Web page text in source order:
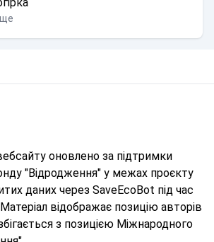
оновлено за підтримки
"Відродження" у межах проєкту
даних через SaveEcoBot під час
відображає позицію авторів
з позицією Міжнародного